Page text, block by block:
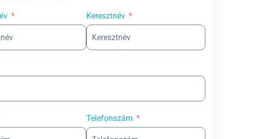
Keresztnév
Telefonszám